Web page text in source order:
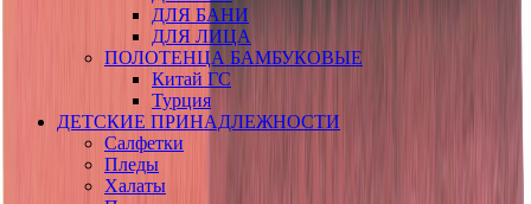
ДЛЯ БАНИ
ДЛЯ ЛИЦА
ПОЛОТЕНЦА БАМБУКОВЫЕ
Китай ГС
Турция
ДЕТСКИЕ ПРИНАДЛЕЖНОСТИ
Салфетки
Пледы
Халаты